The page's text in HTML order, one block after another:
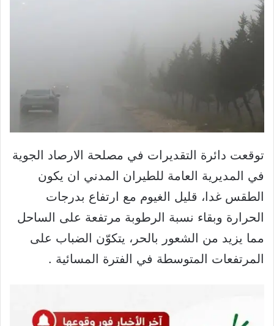
توقعت دائرة التقديرات في مصلحة الارصاد الجوية
في المديرية العامة للطيران المدني ان يكون
الطقس غدا، قليل الغيوم مع ارتفاع بدرجات
الحرارة وبقاء نسبة الرطوبة مرتفعة على الساحل
مما يزيد من الشعور بالحر، يتكوّن الضباب على
المرتفعات المتوسطة في الفترة المسائية .